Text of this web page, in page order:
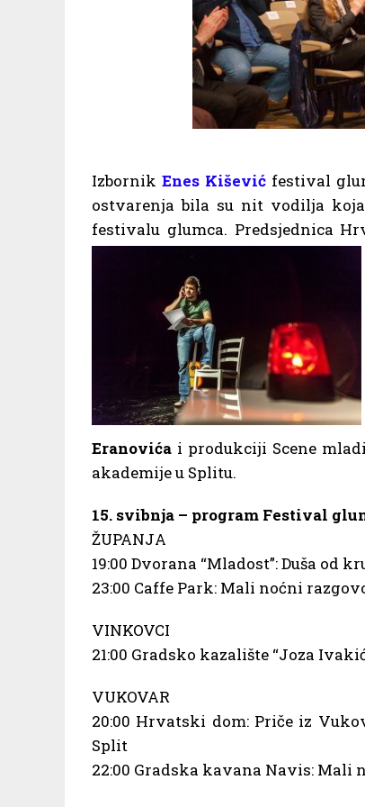
Izbornik Enes Kiševićfestival
ostvarenja bila su nit vodilja
festivalu glumca. Predsjednica
Eranovića i produkciji Scene
akademije u Splitu.
15. svibnja – program Festival
ŽUPANJA
19:00 Dvorana “Mladost”: Duša od
23:00 Caffe Park: Mali noćni
VINKOVCI
21:00 Gradsko kazalište “Joza
VUKOVAR
20:00 Hrvatski dom: Priče iz
Split
22:00 Gradska kavana Navis: Mali